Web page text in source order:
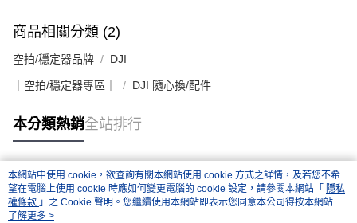
商品相關分類 (2)
空拍/穩定器品牌 DJI
｜空拍/穩定器專區｜ DJI 隨心換/配件
本分類熱銷全站排行
熱門標籤
本網站中使用 cookie，欲查詢有關本網站使用 cookie 方式之詳情，及若您不希
望在電腦上使用 cookie 時應如何變更電腦的 cookie 設定，請參閱本網站「 隱私
權條款 」之 Cookie 聲明。您繼續使用本網站即表示您同意本公司得按本網站使
用條款之 Cookie 聲明使用 cookie。
了解更多 >